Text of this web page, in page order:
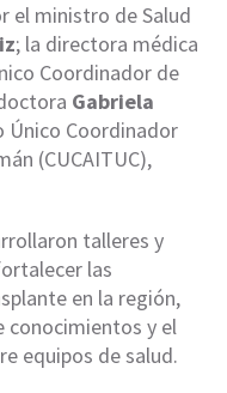
el ministro de Salud
; la directora médica
Coordinador de
Gabriela
Único Coordinador
(CUCAITUC),
talleres y
las
en la región,
conocimientos y el
equipos de salud.